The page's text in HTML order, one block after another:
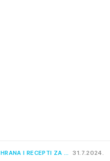
HRANA I RECEPTI ZA … 31.7.2024.